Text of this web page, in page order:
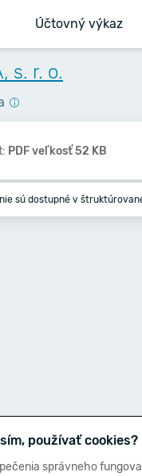
Účtovný výkaz
s. r. o.
PDF veľkosť 52 KB
sú dostupné v
používať cookies?
správneho